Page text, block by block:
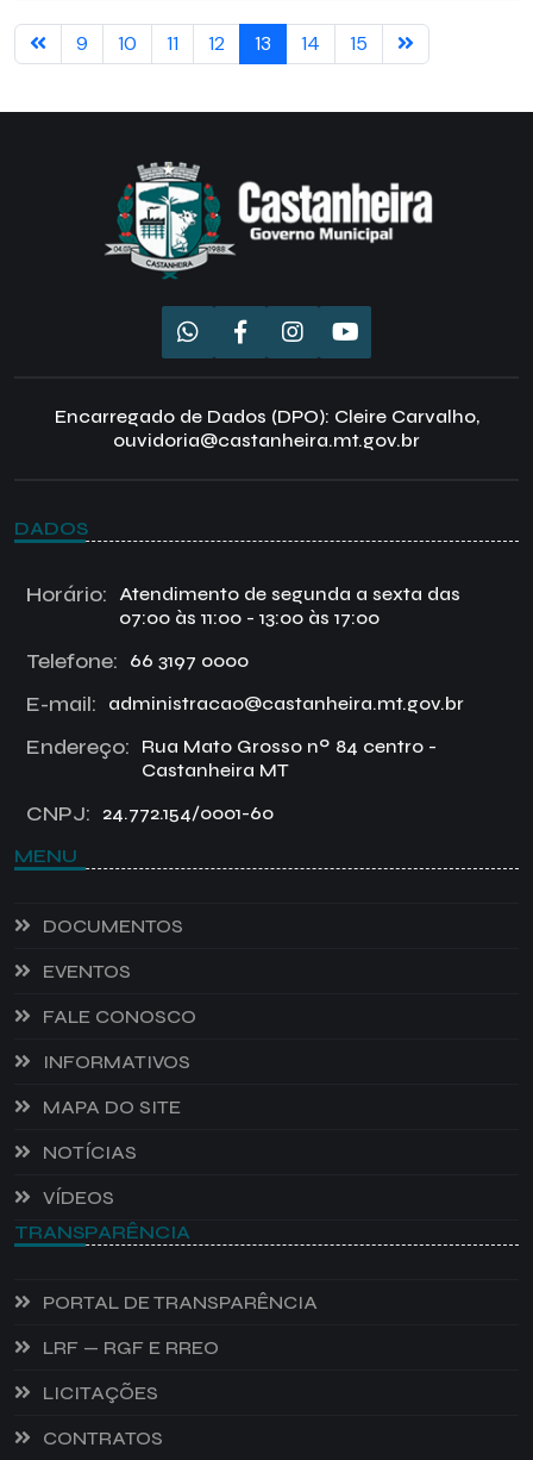
9 10 11 12 13 14 15
Encarregado de Dados (DPO): Cleire Carvalho,
ouvidoria@castanheira.mt.gov.br
DADOS
Horário:
Atendimento de segunda a sexta das
07:00 às 11:00 - 13:00 às 17:00
Telefone: 66 3197 0000
E-mail: administracao@castanheira.mt.gov.br
Endereço:
Rua Mato Grosso nº 84 centro -
Castanheira MT
CNPJ: 24.772.154/0001-60
MENU
DOCUMENTOS
EVENTOS
FALE CONOSCO
INFORMATIVOS
MAPA DO SITE
NOTÍCIAS
VÍDEOS
TRANSPARÊNCIA
PORTAL DE TRANSPARÊNCIA
LRF — RGF E RREO
LICITAÇÕES
CONTRATOS